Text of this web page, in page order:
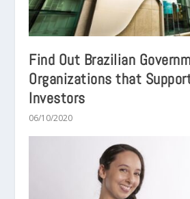
Find Out Brazilian
Organizations that
Investors
06/10/2020